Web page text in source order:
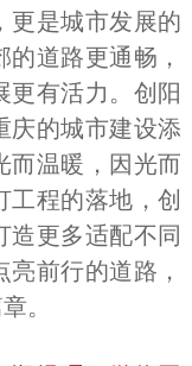
更是城市发展的
道路更通畅，
更有活力。创阳
庆的城市建设添
而温暖，因光而
程的落地，创
造更多适配不同
前行的道路，
。